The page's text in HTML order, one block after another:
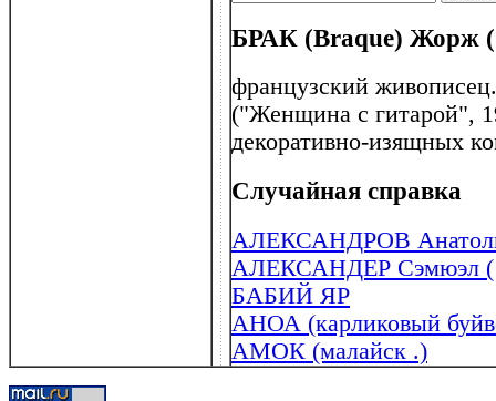
БРАК (Braque) Жорж
французский
("Женщина с гитарой",
декоративно-изящных
Случайная справка
АЛЕКСАНДРОВ
АЛЕКСАНДЕР Сэмюэл
БАБИЙ ЯР
АНОА (карликовый
АМОК (малайск .)